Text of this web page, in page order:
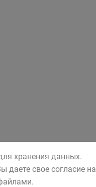
хранения данных.
даете свое согласие на